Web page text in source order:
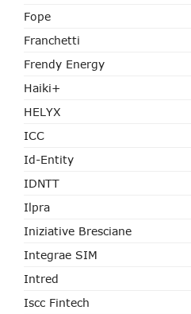
Fope
Franchetti
Frendy Energy
Haiki+
HELYX
ICC
Id-Entity
IDNTT
Ilpra
Iniziative Bresciane
Integrae SIM
Intred
Iscc Fintech